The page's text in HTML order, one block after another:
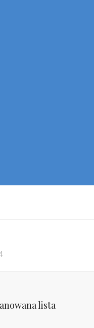
lista